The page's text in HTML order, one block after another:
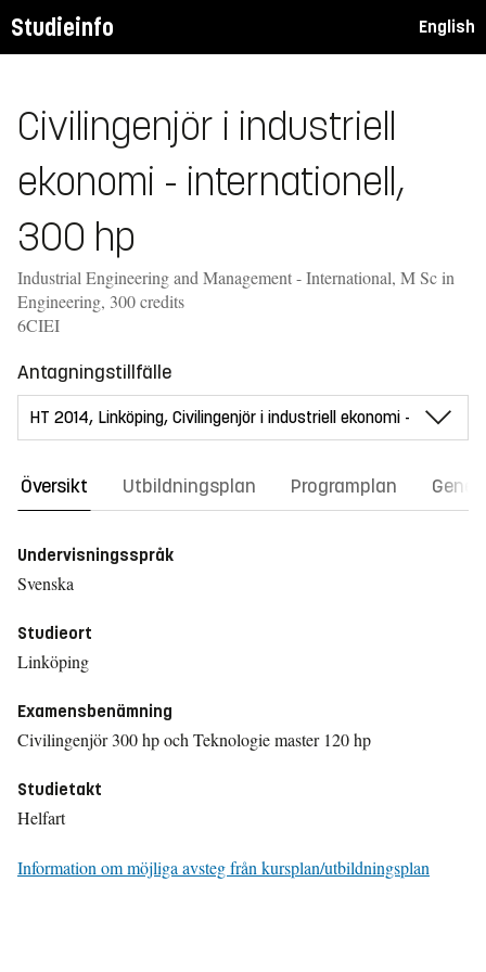
Studieinfo English
Civilingenjör i industriell
ekonomi - internationell,
300 hp
Industrial Engineering and Management - International, M Sc in
Engineering, 300 credits
6CIEI
Antagningstillfälle
Översikt Utbildningsplan Programplan
Undervisningsspråk
Svenska
Studieort
Linköping
Examensbenämning
Civilingenjör 300 hp och Teknologie master 120 hp
Studietakt
Helfart
Information om möjliga avsteg från kursplan/utbildningsplan